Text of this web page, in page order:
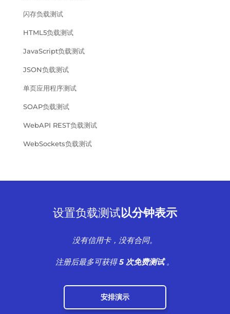
闪存负载测试
HTML5负载测试
JavaScript负载测试
JSON负载测试
单页应用程序测试
SOAP负载测试
WebAPI REST负载测试
WebSockets负载测试
设置负载测试以分钟表示
没有信用卡，没有合同。
注册后最多可获得5 次免费测试。
安排演示